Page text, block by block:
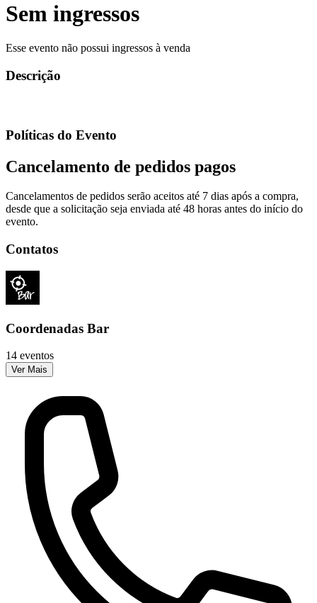
Sem ingressos
Esse evento não possui ingressos à venda
Descrição
Políticas do Evento
Cancelamento de pedidos pagos
Cancelamentos de pedidos serão aceitos até 7 dias após a compra,
desde que a solicitação seja enviada até 48 horas antes do início do
evento.
Contatos
Coordenadas Bar
14 eventos
Ver Mais